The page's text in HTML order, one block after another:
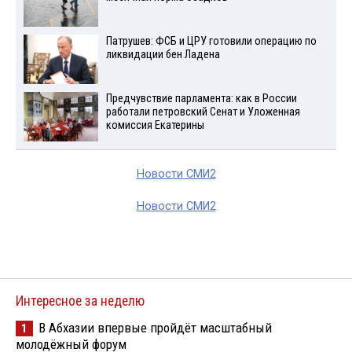
Патрушев: ФСБ и ЦРУ готовили операцию по
ликвидации бен Ладена
Предчувствие парламента: как в России
работали петровский Сенат и Уложенная
комиссия Екатерины
Новости СМИ2
Новости СМИ2
Интересное за неделю
1
В Абхазии впервые пройдёт масштабный
молодёжный форум